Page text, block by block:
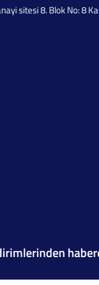
sitesi 8. Blok No: 8